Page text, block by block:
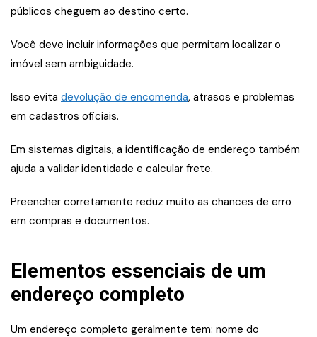
públicos cheguem ao destino certo.
Você deve incluir informações que permitam localizar o
imóvel sem ambiguidade.
Isso evita devolução de encomenda, atrasos e problemas
em cadastros oficiais.
Em sistemas digitais, a identificação de endereço também
ajuda a validar identidade e calcular frete.
Preencher corretamente reduz muito as chances de erro
em compras e documentos.
Elementos essenciais de um
endereço completo
Um endereço completo geralmente tem: nome do